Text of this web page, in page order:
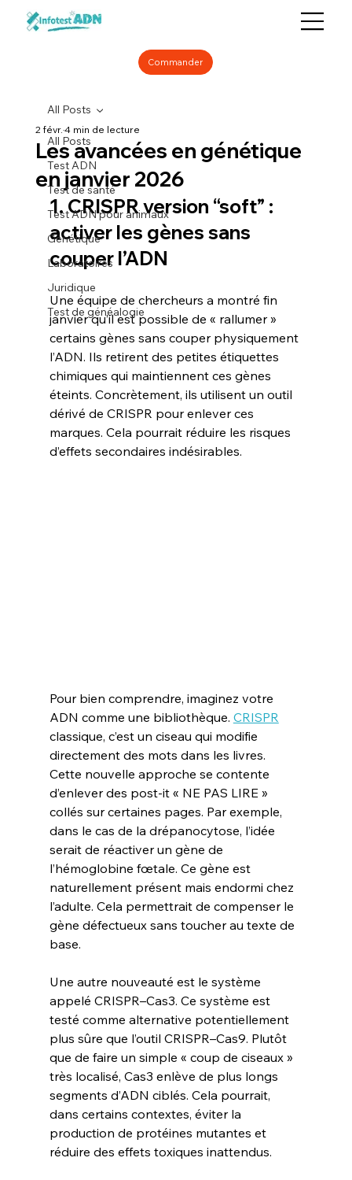
Commander
All Posts
Test ADN
Test de santé
Test ADN pour animaux
Génétique
Laboratoires
Juridique
Test de généalogie
All Posts
Les avancées en génétique
en janvier 2026
2 févr.4 min de lecture
1. CRISPR version “soft” :
activer les gènes sans
couper l’ADN
Une équipe de chercheurs a montré fin
janvier qu’il est possible de « rallumer »
certains gènes sans couper physiquement
l’ADN. Ils retirent des petites étiquettes
chimiques qui maintiennent ces gènes
éteints. Concrètement, ils utilisent un outil
dérivé de CRISPR pour enlever ces
marques. Cela pourrait réduire les risques
d’effets secondaires indésirables.
Pour bien comprendre, imaginez votre
ADN comme une bibliothèque. CRISPR
classique, c’est un ciseau qui modifie
directement des mots dans les livres.
Cette nouvelle approche se contente
d’enlever des post-it « NE PAS LIRE »
collés sur certaines pages. Par exemple,
dans le cas de la drépanocytose, l’idée
serait de réactiver un gène de
l’hémoglobine fœtale. Ce gène est
naturellement présent mais endormi chez
l’adulte. Cela permettrait de compenser le
gène défectueux sans toucher au texte de
base.
Une autre nouveauté est le système
appelé CRISPR–Cas3. Ce système est
testé comme alternative potentiellement
plus sûre que l’outil CRISPR–Cas9. Plutôt
que de faire un simple « coup de ciseaux »
très localisé, Cas3 enlève de plus longs
segments d’ADN ciblés. Cela pourrait,
dans certains contextes, éviter la
production de protéines mutantes et
réduire des effets toxiques inattendus.